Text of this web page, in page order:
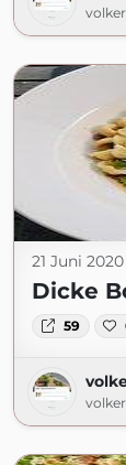
21 Juni 2020
Dicke
59